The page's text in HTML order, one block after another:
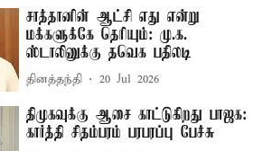
சாத்தானின் ஆட்சி எது என்று
மக்களுக்கே தெரியும்: மு.க.
ஸ்டாலினுக்கு தவெக பதிலடி
தினத்தந்தி 20 Jul 2026
திமுகவுக்கு ஆசை காட்டுகிறது பாஜக:
கார்த்தி சிதம்பரம் பரபரப்பு பேச்சு